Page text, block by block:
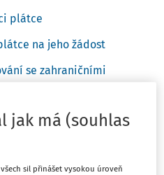
plátce
na jeho žádost
se zahraničními
je „dodanění“
zrušení registrace
jak má (souhlas
sil přinášet vysokou úroveň